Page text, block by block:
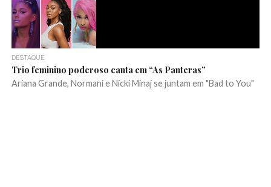
DESTAQUE
Trio feminino poderoso canta em “As Panteras”
Ariana Grande, Normani e Nicki Minaj se juntam em "Bad to You"